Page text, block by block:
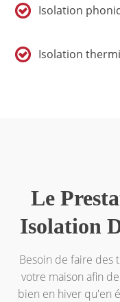
Isolation
Isolation
Le
Isolation
Besoin de faire des
votre maison afin
bien en hiver qu'en